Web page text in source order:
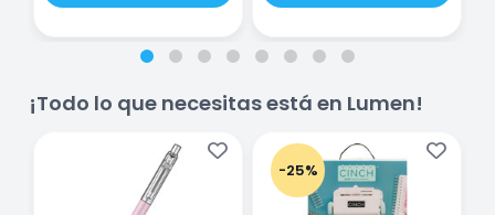
¡Todo lo que necesitas está en Lumen!
-25%